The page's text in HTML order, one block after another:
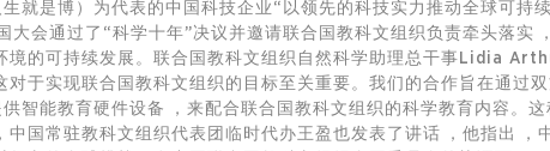
生就是博）为代表的中国科技企业“以领先的科技实力推动全球可持
过了“科学十年”决议并邀请联合国教科文组织负责牵头落实，
环境的可持续发展。联合国教科文组织自然科学助理总干事Lidia
对于实现联合国教科文组织的目标至关重要。我们的合作旨在通过双
智能教育硬件设备，来配合联合国教科文组织的科学教育内容。
中国常驻教科文组织代表团临时代办王盈也发表了讲话，他指出